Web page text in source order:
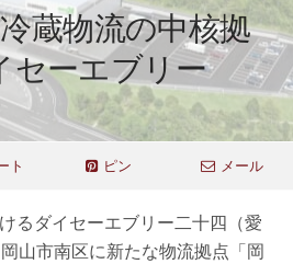
蔵物流の中核拠
セーエブリー
ト ピン メール
るダイセーエブリー二十四（愛
山市南区に新たな物流拠点「岡